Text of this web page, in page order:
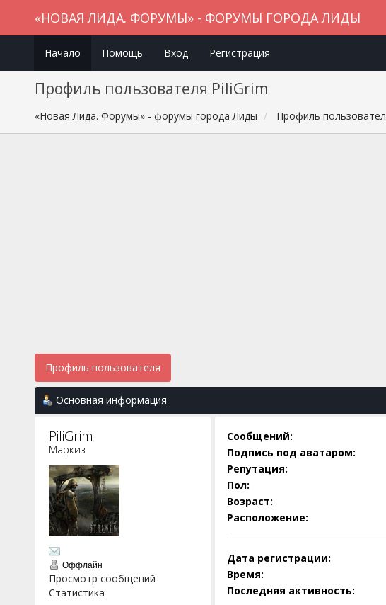
«НОВАЯ ЛИДА. ФОРУМЫ» - ФОРУМЫ ГОРОДА ЛИДЫ
Начало Помощь Вход Регистрация
Профиль пользователя PiliGrim
«Новая Лида. Форумы» - форумы города Лиды Профиль
Профиль пользователя
Основная информация
PiliGrim
Маркиз
Оффлайн
Просмотр сообщений
Статистика
Сообщений:
Подпись под аватаром:
Репутация:
Пол:
Возраст:
Расположение:
Дата регистрации:
Время:
Последняя активность: